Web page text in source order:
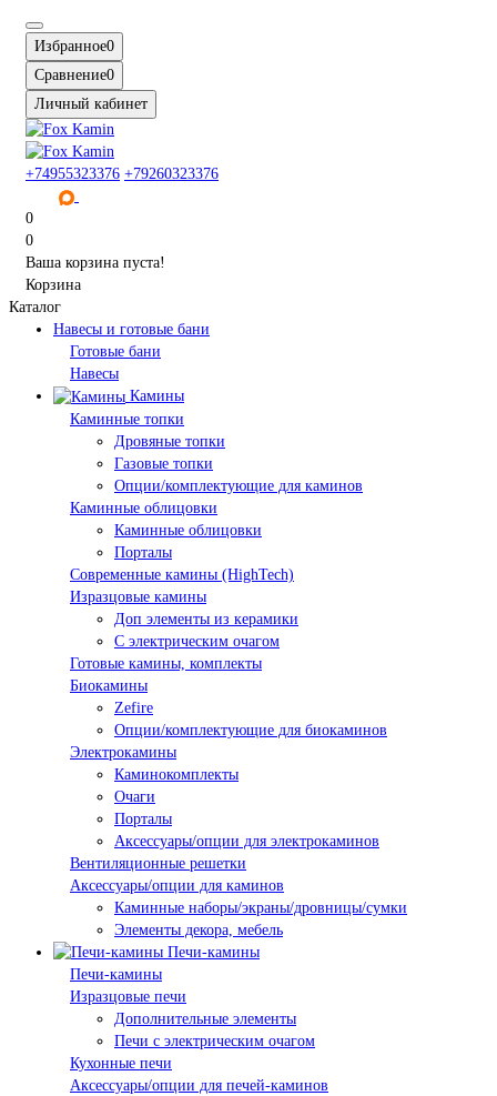
Избранное0
Сравнение0
Личный кабинет
+74955323376 +79260323376
0
0
Ваша корзина пуста!
Корзина
Каталог
Навесы и готовые бани
Готовые бани
Навесы
Камины
Каминные топки
Дровяные топки
Газовые топки
Опции/комплектующие для каминов
Каминные облицовки
Каминные облицовки
Порталы
Современные камины (HighTech)
Изразцовые камины
Доп элементы из керамики
С электрическим очагом
Готовые камины, комплекты
Биокамины
Zefire
Опции/комплектующие для биокаминов
Электрокамины
Каминокомплекты
Очаги
Порталы
Аксессуары/опции для электрокаминов
Вентиляционные решетки
Аксессуары/опции для каминов
Каминные наборы/экраны/дровницы/сумки
Элементы декора, мебель
Печи-камины
Печи-камины
Изразцовые печи
Дополнительные элементы
Печи с электрическим очагом
Кухонные печи
Аксессуары/опции для печей-каминов